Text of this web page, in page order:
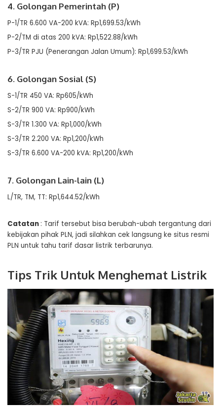
4. Golongan Pemerintah (P)
P-1/TR 6.600 VA-200 kVA: Rp1,699.53/kWh
P-2/TM di atas 200 kVA: Rp1,522.88/kWh
P-3/TR PJU (Penerangan Jalan Umum): Rp1,699.53/kWh
6. Golongan Sosial (S)
S-1/TR 450 VA: Rp605/kWh
S-2/TR 900 VA: Rp900/kWh
S-3/TR 1.300 VA: Rp1,000/kWh
S-3/TR 2.200 VA: Rp1,200/kWh
S-3/TR 6.600 VA-200 kVA: Rp1,200/kWh
7. Golongan Lain-lain (L)
L/TR, TM, TT: Rp1,644.52/kWh
Catatan : Tarif tersebut bisa berubah-ubah tergantung dari
kebijakan pihak PLN, jadi silahkan cek langsung ke situs resmi
PLN untuk tahu tarif dasar listrik terbarunya.
Tips Trik Untuk Menghemat Listrik